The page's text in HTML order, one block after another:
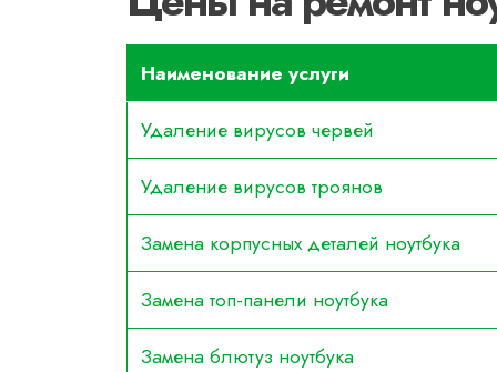
Наименование услуги
Удаление вирусов червей
Удаление вирусов троянов
Замена корпусных деталей ноутбука
Замена топ-панели ноутбука
Замена блютуз ноутбука